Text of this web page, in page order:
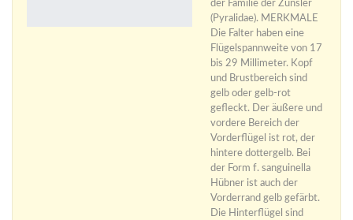
der Familie der Zünsler
(Pyralidae). MERKMALE
Die Falter haben eine
Flügelspannweite von 17
bis 29 Millimeter. Kopf
und Brustbereich sind
gelb oder gelb-rot
gefleckt. Der äußere und
vordere Bereich der
Vorderflügel ist rot, der
hintere dottergelb. Bei
der Form f. sanguinella
Hübner ist auch der
Vorderrand gelb gefärbt.
Die Hinterflügel sind